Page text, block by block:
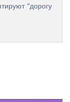
"дорогу